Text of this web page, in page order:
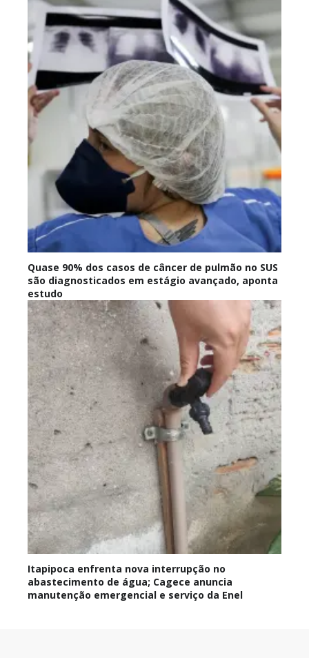
Quase 90% dos casos de câncer de pulmão no SUS
são diagnosticados em estágio avançado, aponta
estudo
Itapipoca enfrenta nova interrupção no
abastecimento de água; Cagece anuncia
manutenção emergencial e serviço da Enel